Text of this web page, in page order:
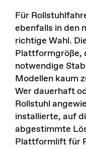
Für
ebenfalls in den
richtige Wahl.
Plattformgröße,
notwendige
Modellen kaum
Wer dauerhaft
Rollstuhl
installierte, auf
abgestimmte
Plattformlift für